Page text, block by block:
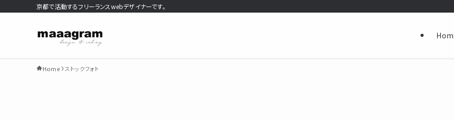
京都で活動するフリーランスwebデザイナーです。
Home ストックフォト